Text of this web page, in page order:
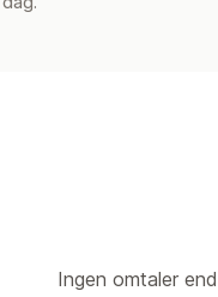
Ingen omtaler